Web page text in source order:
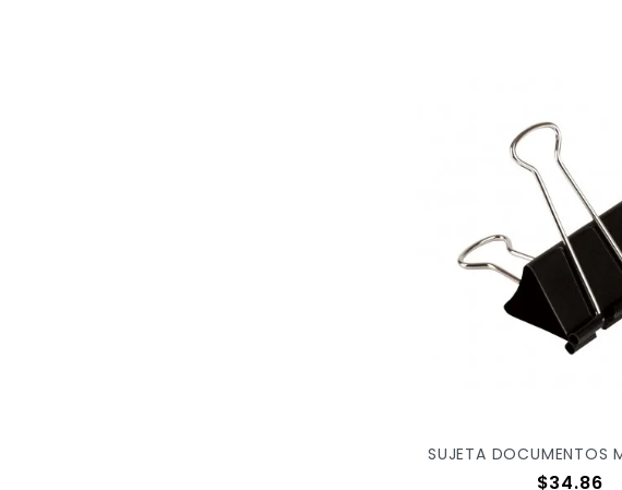
Precio
$34.86